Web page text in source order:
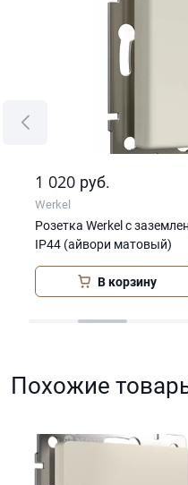
1 020 руб.
Werkel
Розетка Werkel с
IP44 (айвори матовый)
В корзину
Похожие